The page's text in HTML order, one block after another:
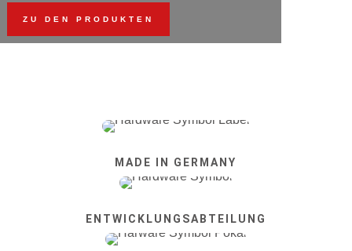
ZU DEN PRODUKTEN
MADE IN GERMANY
ENTWICKLUNGSABTEILUNG